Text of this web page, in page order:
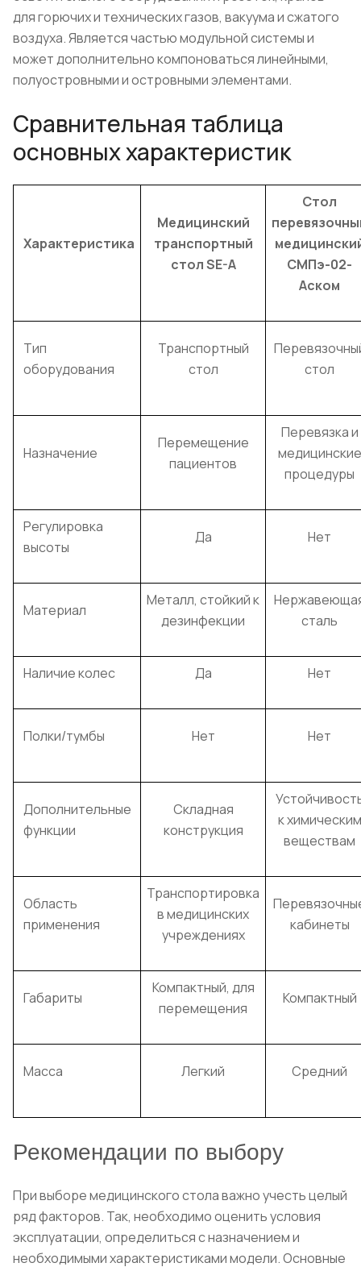
для горючих и технических газов, вакуума и сжатого
воздуха. Является частью модульной системы и
может дополнительно компоноваться линейными,
полуостровными и островными элементами.
Сравнительная таблица
основных характеристик
Характеристика
Медицинский
транспортный
стол SE-A
Стол
СМПэ-02-
Аском
Тип
оборудования
Транспортный
стол
стол
Назначение
Перемещение
пациентов
Перевязка и
медицинские
процедуры
Регулировка
высоты
Да Нет
Материал
Металл, стойкий к
дезинфекции
сталь
Наличие колес Да Нет
Полки/тумбы Нет Нет
Дополнительные
функции
Складная
конструкция
к химическим
веществам
Область
применения
Транспортировка
в медицинских
учреждениях
кабинеты
Габариты
Компактный, для
перемещения
Компактный
Масса Легкий Средний
Рекомендации по выбору
При выборе медицинского стола важно учесть целый
ряд факторов. Так, необходимо оценить условия
эксплуатации, определиться с назначением и
необходимыми характеристиками модели. Основные